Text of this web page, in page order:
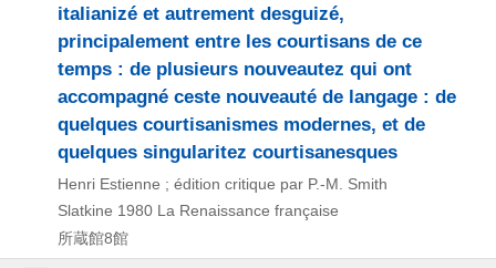
italianizé et autrement desguizé,
principalement entre les courtisans de ce
temps : de plusieurs nouveautez qui ont
accompagné ceste nouveauté de langage : de
quelques courtisanismes modernes, et de
quelques singularitez courtisanesques
Henri Estienne ; édition critique par P.-M. Smith
Slatkine 1980 La Renaissance française
所蔵館8館